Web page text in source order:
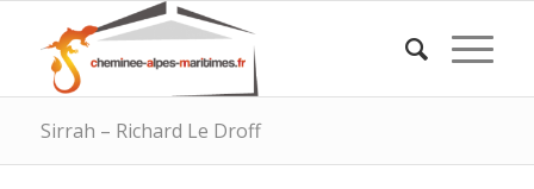
Sirrah – Richard Le Droff